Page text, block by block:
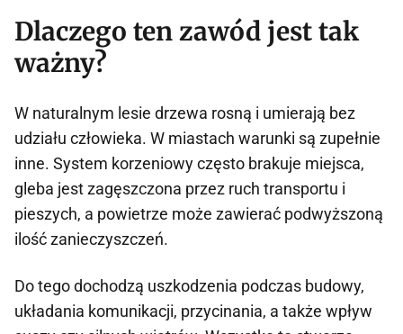
Dlaczego ten zawód jest tak
ważny?
W naturalnym lesie drzewa rosną i umierają bez
udziału człowieka. W miastach warunki są zupełnie
inne. System korzeniowy często brakuje miejsca,
gleba jest zagęszczona przez ruch transportu i
pieszych, a powietrze może zawierać podwyższoną
ilość zanieczyszczeń.
Do tego dochodzą uszkodzenia podczas budowy,
układania komunikacji, przycinania, a także wpływ